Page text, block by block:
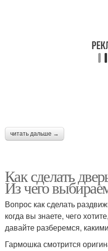
читать дальше →
Как сделать
Из чего
Вопрос как сделать
когда вы знаете, чего
давайте разберемся,
Гармошка смотрится